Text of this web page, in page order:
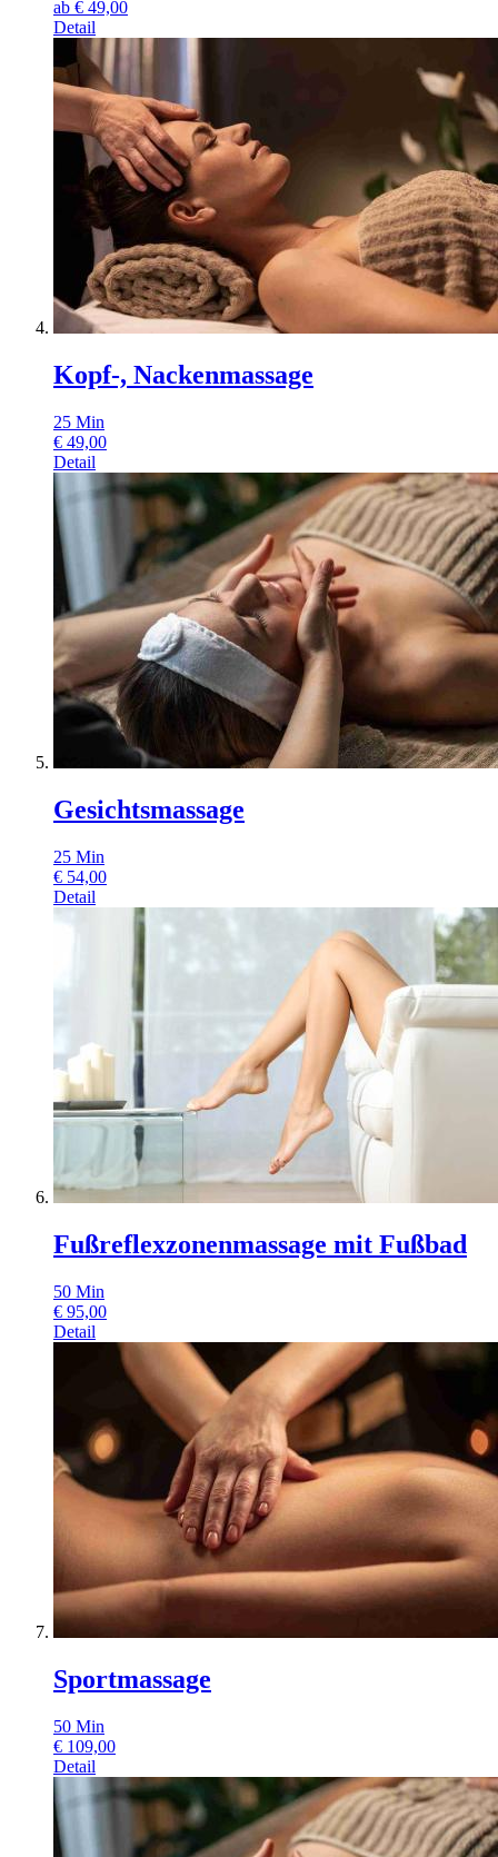
ab € 49,00
Detail
Kopf-, Nackenmassage
25 Min
€ 49,00
Detail
Gesichtsmassage
25 Min
€ 54,00
Detail
Fußreflexzonenmassage mit Fußbad
50 Min
€ 95,00
Detail
Sportmassage
50 Min
€ 109,00
Detail